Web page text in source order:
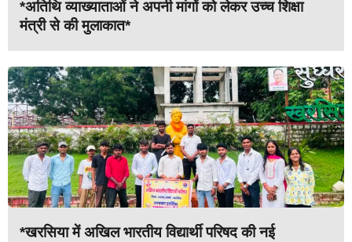
*अतिथि व्याख्याताओं ने अपनी मांगों को लेकर उच्च शिक्षा
मंत्री से की मुलाकात*
*खरसिया में अखिल भारतीय विद्यार्थी परिषद की नई